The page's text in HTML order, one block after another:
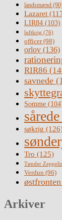
landsmænd
Lazaret
LIR84 (103)
luftkrig (76)
officer(98)
orlov (136)
RIR86
savnede
Somme
sårede
søkrig
Tro (125)
Tønder
Verdun (96)
østfronten
Arkiver